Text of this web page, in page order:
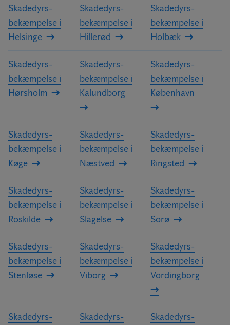
Skadedyrs­
bekæmpelse i
Helsinge
Skadedyrs­
bekæmpelse i
Hillerød
Skadedyrs­
bekæmpelse i
Holbæk
Skadedyrs­
bekæmpelse i
Hørsholm
Skadedyrs­
bekæmpelse i
Kalundborg
Skadedyrs­
bekæmpelse i
København
Skadedyrs­
bekæmpelse i
Køge
Skadedyrs­
bekæmpelse i
Næstved
Skadedyrs­
bekæmpelse i
Ringsted
Skadedyrs­
bekæmpelse i
Roskilde
Skadedyrs­
bekæmpelse i
Slagelse
Skadedyrs­
bekæmpelse i
Sorø
Skadedyrs­
bekæmpelse i
Stenløse
Skadedyrs­
bekæmpelse i
Viborg
Skadedyrs­
bekæmpelse i
Vordingborg
Skadedyrs­
Skadedyrs­
Skadedyrs­